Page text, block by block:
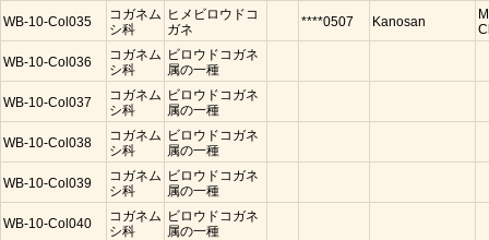
WB-10-Col035
コガネム
シ科
ヒメビロウドコ
ガネ
****0507 Kanosan
WB-10-Col036
コガネム
シ科
ビロウドコガネ
属の一種
WB-10-Col037
コガネム
シ科
ビロウドコガネ
属の一種
WB-10-Col038
コガネム
シ科
ビロウドコガネ
属の一種
WB-10-Col039
コガネム
シ科
ビロウドコガネ
属の一種
WB-10-Col040
コガネム
シ科
ビロウドコガネ
属の一種